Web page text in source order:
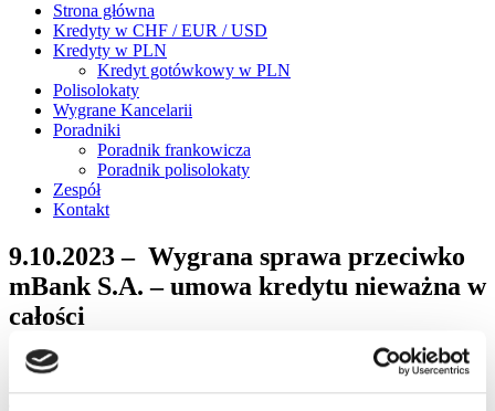
Strona główna
Kredyty w CHF / EUR / USD
Kredyty w PLN
Kredyt gotówkowy w PLN
Polisolokaty
Wygrane Kancelarii
Poradniki
Poradnik frankowicza
Poradnik polisolokaty
Zespół
Kontakt
9.10.2023 – Wygrana sprawa przeciwko
mBank S.A. – umowa kredytu nieważna w
całości
Sąd Okręgowy w Gdańsku XV Wydział Cywilny, referent SSO
Piotr Kowalski, wyrokiem z dnia 9 października 2023 roku (sygn.